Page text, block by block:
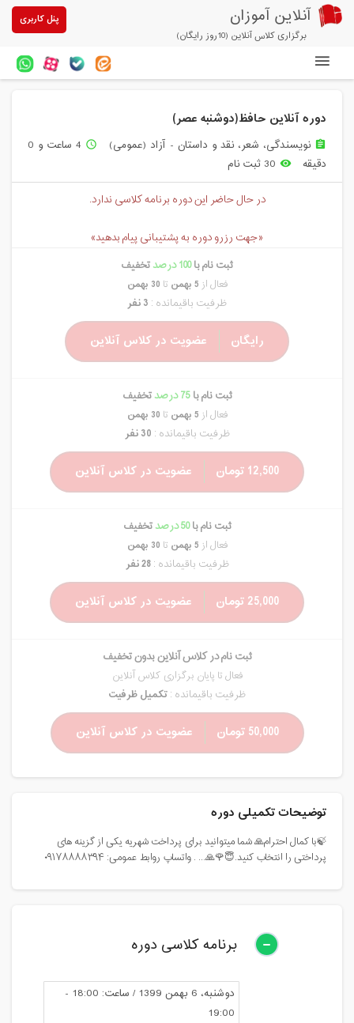
آنلاین آموزان
برگزاری کلاس آنلاین (10روز رایگان)
پنل کاربری
آزمون های آنلاین
درباره ما
دوره آنلاین حافظ(دوشنبه عصر)
assignment نویسندگی، شعر، نقد و داستان - آزاد (عمومی) access_time
4 ساعت و 0
دقیقه
remove_red_eye 30 ثبت نام
در حال حاضر این دوره برنامه کلاسی ندارد.
«جهت رزرو دوره به پشتیبانی پیام بدهید»
ثبت نام با100 درصد تخفیف
فعال از5 بهمن تا 30 بهمن
ظرفیت باقیمانده : 3 نفر
رایگان عضویت در کلاس آنلاین
ثبت نام با75 درصد تخفیف
فعال از5 بهمن تا 30 بهمن
ظرفیت باقیمانده : 30 نفر
12,500 تومان عضویت در کلاس آنلاین
ثبت نام با50 درصد تخفیف
فعال از5 بهمن تا 30 بهمن
ظرفیت باقیمانده :28 نفر
25,000 تومان عضویت در کلاس آنلاین
ثبت نام در کلاس آنلاین بدون تخفیف
فعال تا پایان برگزاری کلاس آنلاین
ظرفیت باقیمانده :تکمیل ظرفیت
50,000 تومان عضویت در کلاس آنلاین
توضیحات تکمیلی دوره
🍃با کمال احترام🙏 شما میتوانید برای پرداخت شهریه یکی از گزینه های
پرداختی را انتخاب کنید.😇🌹🙏... . واتساپ روابط عمومی: ۰۹۱۷۸۸۸۸۳۹۴
برنامه کلاسی دوره
دوشنبه، 6 بهمن 1399 / ساعت: 18:00 -
19:00